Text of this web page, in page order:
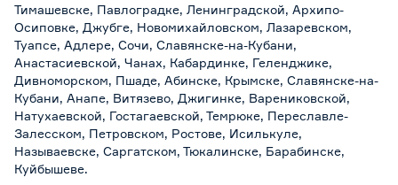
Тимашевске, Павлоградке, Ленинградской, Архипо-
Осиповке, Джубге, Новомихайловском, Лазаревском,
Туапсе, Адлере, Сочи, Славянске-на-Кубани,
Анастасиевской, Чанах, Кабардинке, Геленджике,
Дивноморском, Пшаде, Абинске, Крымске, Славянске-на-
Кубани, Анапе, Витязево, Джигинке, Варениковской,
Натухаевской, Гостагаевской, Темрюке, Переславле-
Залесском, Петровском, Ростове, Исилькуле,
Называевске, Саргатском, Тюкалинске, Барабинске,
Куйбышеве.